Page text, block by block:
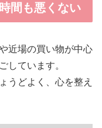
間も悪くない
近場の買い物が中心
しています。
うどよく、心を整え